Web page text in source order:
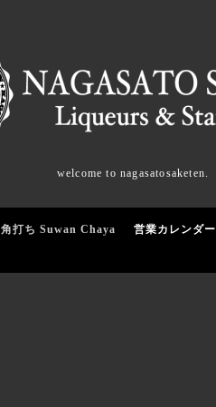
welcome to nagasatosaketen.
角打ち Suwan Chaya 営業カレンダー